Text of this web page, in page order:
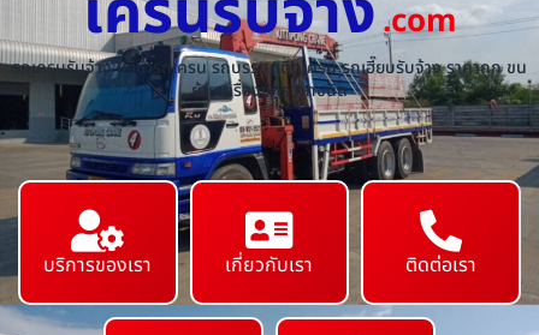
.com
รถเครนรับจ้าง ให้เช่ารถเครน รถบรรทุกติดเครน รถเฮี๊ยบรับจ้าง ราคาถูก ขน
ย้ายเครื่องจักร ทุกชนิด
บริการของเรา เกี่ยวกับเรา ติดต่อเรา